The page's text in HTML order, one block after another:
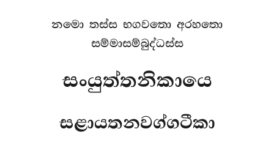
නමො තස්ස භගවතො අරහතො
සම්මාසම්බුද්ධස්ස
සංයුත්තනිකායෙ
සළායතනවග්ගටීකා